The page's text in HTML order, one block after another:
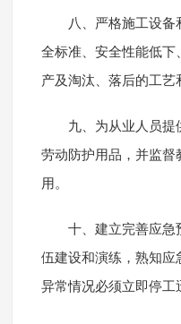
八、严格施工设
全标准、安全性能低下
产及淘汰、落后的工艺
九、为从业人员提
劳动防护用品，并监督
用。
十、建立完善应急
伍建设和演练，熟知应
异常情况必须立即停工